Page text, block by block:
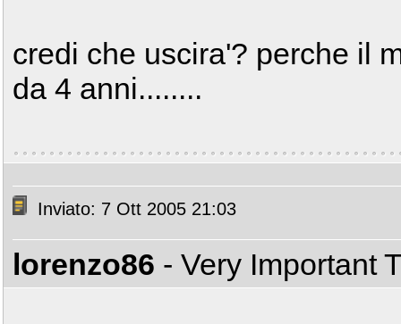
credi che uscira'? perche il
da 4 anni........
Inviato: 7 Ott 2005 21:03
lorenzo86 - Very Important